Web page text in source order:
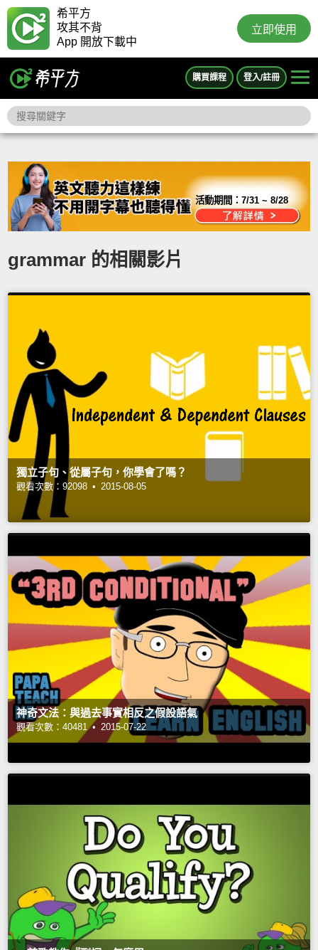
希平方
攻其不背
App 開放下載中
立即使用
購買課程 登入/註冊
活動期間：7/31 ~ 8/28
grammar 的相關影片
獨立子句、從屬子句，你學會了嗎？
觀看次數：92098 • 2015-08-05
神奇文法：與過去事實相反之假設語氣
觀看次數：40481 • 2015-07-22